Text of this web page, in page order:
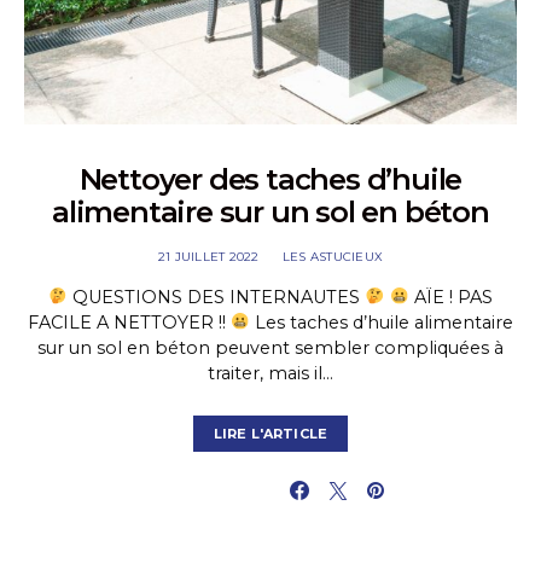
Nettoyer des taches d’huile
alimentaire sur un sol en béton
21 JUILLET 2022 LES ASTUCIEUX
QUESTIONS DES INTERNAUTES
AÏE ! PAS
FACILE A NETTOYER !!
Les taches d’huile alimentaire
sur un sol en béton peuvent sembler compliquées à
traiter, mais il…
LIRE L'ARTICLE